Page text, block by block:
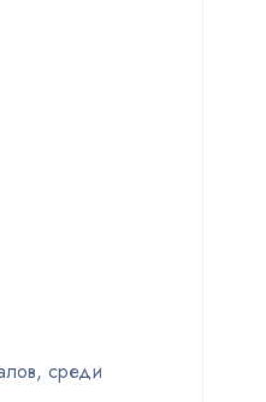
среди